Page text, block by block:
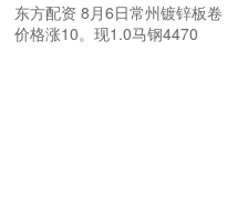
东方配资 8月6日常州镀锌板卷
价格涨10。现1.0马钢4470